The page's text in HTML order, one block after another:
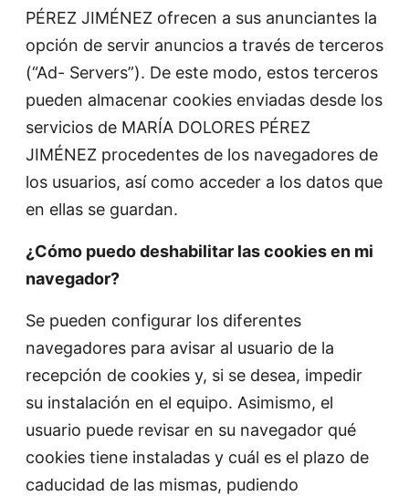
PÉREZ JIMÉNEZ ofrecen a sus anunciantes la
opción de servir anuncios a través de terceros
(“Ad- Servers”). De este modo, estos terceros
pueden almacenar cookies enviadas desde los
servicios de MARÍA DOLORES PÉREZ
JIMÉNEZ procedentes de los navegadores de
los usuarios, así como acceder a los datos que
en ellas se guardan.
¿Cómo puedo deshabilitar las cookies en mi
navegador?
Se pueden configurar los diferentes
navegadores para avisar al usuario de la
recepción de cookies y, si se desea, impedir
su instalación en el equipo. Asimismo, el
usuario puede revisar en su navegador qué
cookies tiene instaladas y cuál es el plazo de
caducidad de las mismas, pudiendo